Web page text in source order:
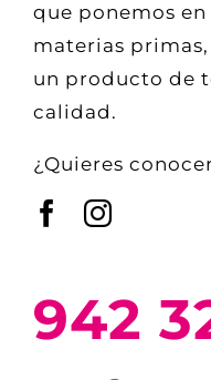
que ponemos
materias
un producto de
calidad.
¿Quieres
942